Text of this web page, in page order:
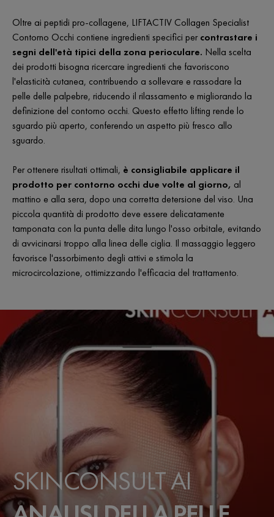
Oltre ai peptidi pro-collagene, LIFTACTIV Collagen Specialist
Contorno Occhi contiene ingredienti specifici percontrastare i
segni dell'età tipici della zona perioculare. Nella scelta
dei prodotti bisogna ricercare ingredienti che favoriscono
l'elasticità cutanea, contribuendo a sollevare e rassodare la
pelle delle palpebre, riducendo il rilassamento e migliorando la
definizione del contorno occhi. Questo effetto lifting rende lo
sguardo più aperto, conferendo un aspetto più fresco allo
sguardo.
Per ottenere risultati ottimali, è consigliabile applicare il
prodotto per contorno occhi due volte al giorno, al
mattino e alla sera, dopo una corretta detersione del viso. Una
piccola quantità di prodotto deve essere delicatamente
tamponata con la punta delle dita lungo l'osso orbitale, evitando
di avvicinarsi troppo alla linea delle ciglia. Il massaggio leggero
favorisce l'assorbimento degli attivi e stimola la
microcircolazione, ottimizzando l'efficacia del trattamento.
SKINCONSULT AI